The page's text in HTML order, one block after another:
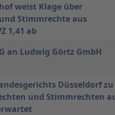
weist Klage über
Stimmrechte aus
1,41 ab
an Ludwig Görtz GmbH
Düsseldorf zu
und Stimmrechten